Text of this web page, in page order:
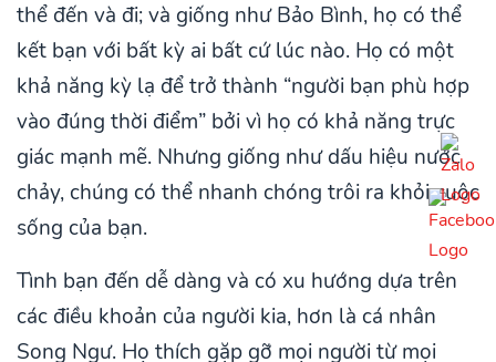
thể đến và đi; và giống như Bảo Bình, họ có thể
kết bạn với bất kỳ ai bất cứ lúc nào. Họ có một
khả năng kỳ lạ để trở thành “người bạn phù hợp
vào đúng thời điểm” bởi vì họ có khả năng trực
giác mạnh mẽ. Nhưng giống như dấu hiệu nước
chảy, chúng có thể nhanh chóng trôi ra khỏi cuộc
sống của bạn.
Tình bạn đến dễ dàng và có xu hướng dựa trên
các điều khoản của người kia, hơn là cá nhân
Song Ngư. Họ thích gặp gỡ mọi người từ mọi